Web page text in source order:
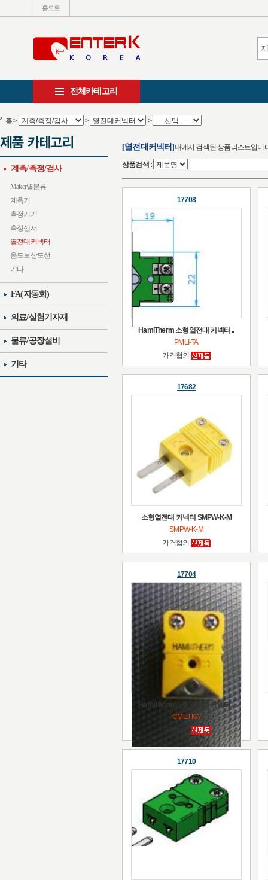
홈으로
전체카테고리
홈> > >
계측/측정/검사
Maker별분류
계측기
측정기기
측정센서
열전대커넥터
온도보상도선
기타
FA(자동화)
의료/실험기자재
물류/공장설비
기타
[열전대커넥터]내에서 검색된 상품리스트입니
상품검색 :
17708
HamiTherm 소형열전대 커넥터 ..
PMLI-TA
가격협의
17682
소형열전대 커넥터 SMPW-K-M
SMPW-K-M
가격협의
17704
HamiTherm 소형열전대 커넥터 ..
CMLJ-KA
17710